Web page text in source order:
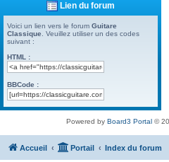
Lien du forum
Voici un lien vers le forum Guitare
Classique . Veuillez utiliser un des codes
suivant :
HTML :
BBCode :
Powered by Board3 Portal©
Accueil Portail Index du forum